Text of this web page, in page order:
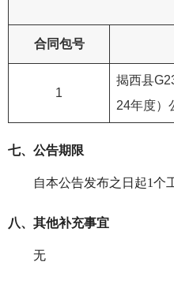
合同包号
1
揭西县
24年度）
七、公告期限
自本公告发布之日起1个
八、其他补充事宜
无